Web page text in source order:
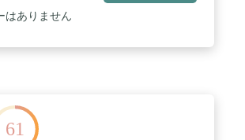
はありません
61